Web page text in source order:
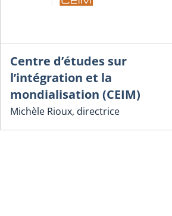
Centre d’études sur
l’intégration et la
mondialisation (CEIM)
Michèle Rioux, directrice